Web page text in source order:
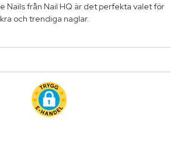
Nails från Nail HQ är det perfekta valet för
och trendiga naglar.